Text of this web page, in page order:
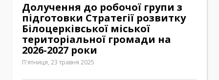
Долучення до робочої групи з
підготовки Стратегії розвитку
Білоцерківської міської
територіальної громади на
2026-2027 роки
П'ятниця, 23 травня 2025